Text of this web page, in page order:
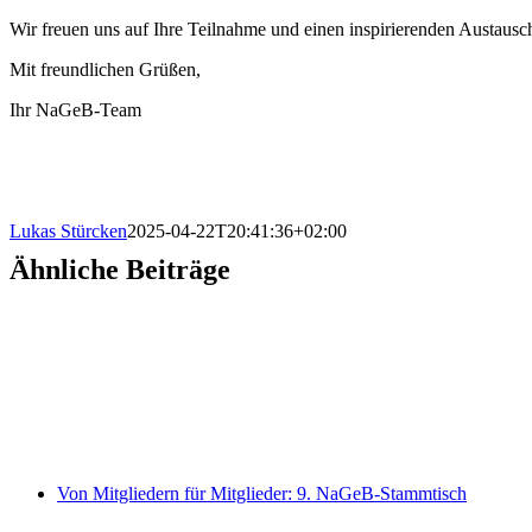
Wir freuen uns auf Ihre Teilnahme und einen inspirierenden
Mit freundlichen Grüßen,
Ihr NaGeB-Team
Lukas Stürcken2025-04-22T20:41:36+02:00
Ähnliche Beiträge
Von Mitgliedern für Mitglieder: 9. NaGeB-Stammtisch